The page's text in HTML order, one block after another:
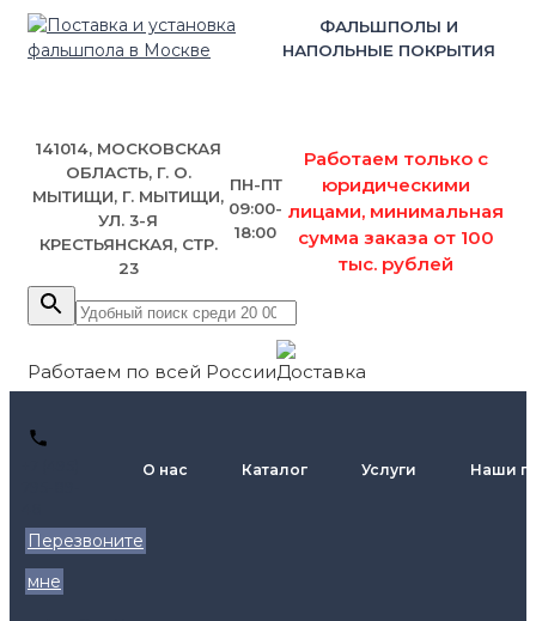
ФАЛЬШПОЛЫ И
НАПОЛЬНЫЕ ПОКРЫТИЯ
141014, МОСКОВСКАЯ
ОБЛАСТЬ, Г. О.
МЫТИЩИ, Г. МЫТИЩИ,
УЛ. 3-Я
КРЕСТЬЯНСКАЯ, СТР.
23
ПН-ПТ
09:00-
18:00
Работаем только с
юридическими
лицами, минимальная
сумма заказа от 100
тыс. рублей
Работаем по всей России
Перезвоните
мне
О нас Каталог Услуги Наши